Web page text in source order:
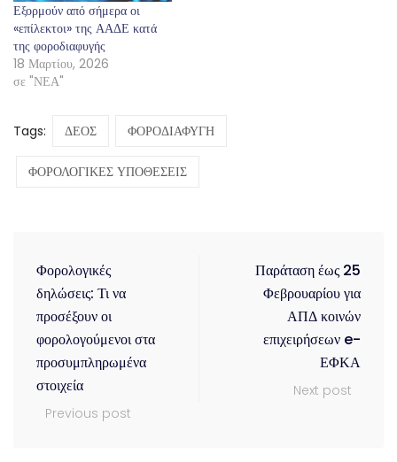
Εξορμούν από σήμερα οι
«επίλεκτοι» της ΑΑΔΕ κατά
της φοροδιαφυγής
18 Μαρτίου, 2026
σε "ΝΕΑ"
Tags: ΔΕΟΣ ΦΟΡΟΔΙΑΦΥΓΗ
ΦΟΡΟΛΟΓΙΚΕΣ ΥΠΟΘΕΣΕΙΣ
Φορολογικές
δηλώσεις: Τι να
προσέξουν οι
φορολογούμενοι στα
προσυμπληρωμένα
στοιχεία
Previous post
Παράταση έως 25
Φεβρουαρίου για
ΑΠΔ κοινών
επιχειρήσεων e-
ΕΦΚΑ
Next post